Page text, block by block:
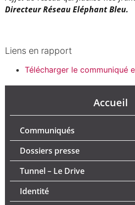
Accueil
Communiqués
Dossiers presse
Tunnel – Le Drive
Identité
Directeur Réseau Eléphant Bleu.
Liens en rapport
Télécharger le communiqué